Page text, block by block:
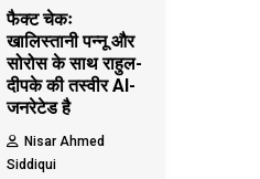
फैक्ट चेकः
खालिस्तानी पन्नू और
सोरोस के साथ राहुल-
दीपके की तस्वीर AI-
जनरेटेड है
Nisar Ahmed
Siddiqui